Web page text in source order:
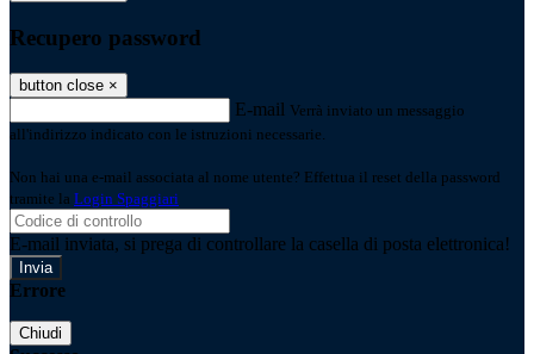
Recupero password
button close ×
E-mail Verrà inviato un messaggio
all'indirizzo indicato con le istruzioni necessarie.
Non hai una e-mail associata al nome utente? Effettua il reset della password
tramite la Login Spaggiari
E-mail inviata, si prega di controllare la casella di posta elettronica!
Errore
Chiudi